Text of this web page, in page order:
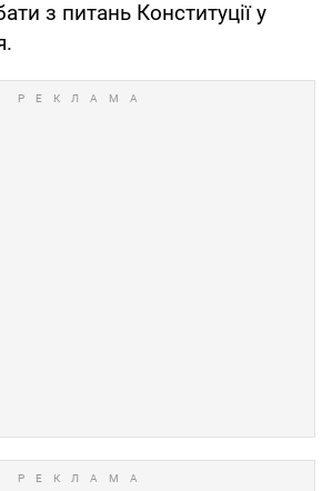
з питань Конституції у